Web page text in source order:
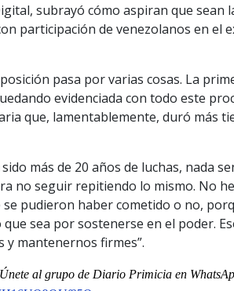
subrayó cómo aspiran que sean
participación de venezolanos en el
pasa por varias cosas. La
evidenciada con todo este
que, lamentablemente, duró más
más de 20 años de luchas, nada
no seguir repitiendo lo mismo. No
pudieron haber cometido o no,
sea por sostenerse en el poder.
y mantenernos firmes”.
al grupo de Diario Primicia en